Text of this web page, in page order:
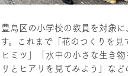
島区の小学校の教員を対象
。これまで「花のつくりを見
ミツ」「水中の小さな生き物
リとヒアリを見てみよう」な